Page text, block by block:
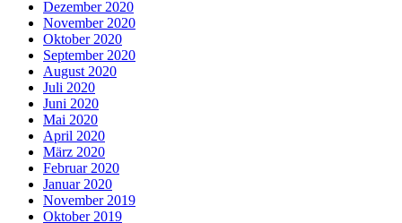
Dezember 2020
November 2020
Oktober 2020
September 2020
August 2020
Juli 2020
Juni 2020
Mai 2020
April 2020
März 2020
Februar 2020
Januar 2020
November 2019
Oktober 2019